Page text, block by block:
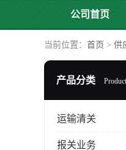
公司首页
当前位置： 首页 > 供
产品分类 Product
运输清关
报关业务